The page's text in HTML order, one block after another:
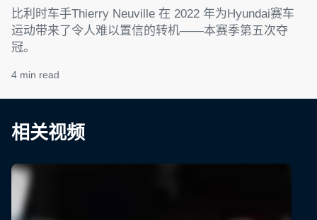
比利时车手Thierry Neuville 在 2022 年为Hyundai赛车
运动带来了令人难以置信的转机——本赛季第五次夺
冠。
4 min read
相关视频